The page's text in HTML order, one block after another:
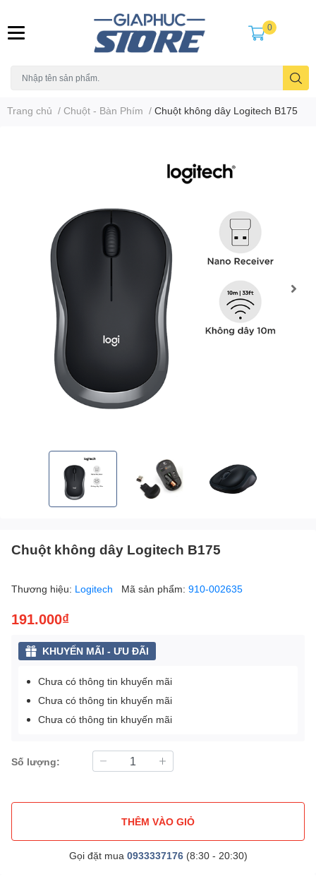
0
Trang chủ / Chuột - Bàn Phím / Chuột không dây Logitech B175
Chuột không dây Logitech B175
Thương hiệu: Logitech Mã sản phẩm: 910-002635
191.000₫
KHUYẾN MÃI - ƯU ĐÃI
Chưa có thông tin khuyến mãi
Chưa có thông tin khuyến mãi
Chưa có thông tin khuyến mãi
Số lượng:
THÊM VÀO GIỎ
Gọi đặt mua 0933337176(8:30 - 20:30)